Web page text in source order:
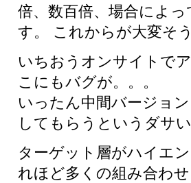
倍、数百倍、場合によ
す。 これからが大変そ
いちおうオンサイトで
こにもバグが。。。
いったん中間バージョ
してもらうというダサ
ターゲット層がハイエ
れほど多くの組み合わ